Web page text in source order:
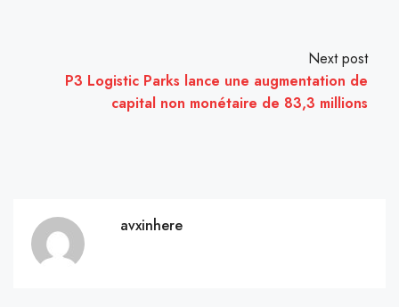
Next post
P3 Logistic Parks lance une augmentation de
capital non monétaire de 83,3 millions
avxinhere